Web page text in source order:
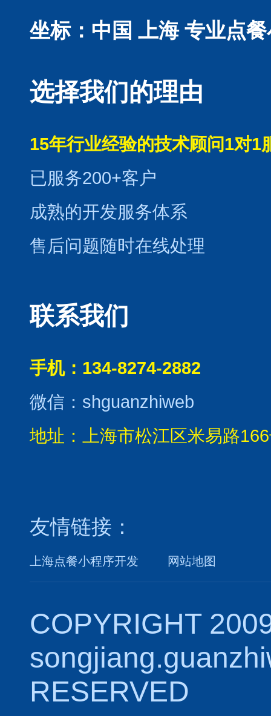
坐标：中国 上海 专业点
选择我们的理由
15年行业经验的技术顾问1对1
已服务200+客户
成熟的开发服务体系
售后问题随时在线处理
联系我们
手机：134-8274-2882
微信：shguanzhiweb
地址：上海市松江区米易路
友情链接：
上海点餐小程序开发 网站地图
COPYRIGHT
RESERVED